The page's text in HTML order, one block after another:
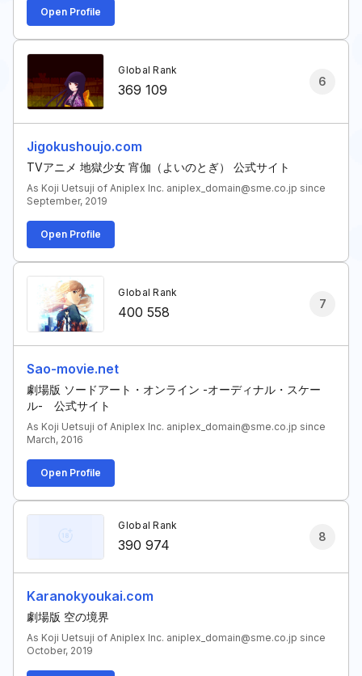
Open Profile
6
Jigokushoujo.com
TVアニメ 地獄少女 宵伽（よいのとぎ） 公式サイト
As Koji Uetsuji of Aniplex Inc. aniplex_domain@sme.co.jp since
September, 2019
Global Rank
369 109
Open Profile
7
Sao-movie.net
劇場版 ソードアート・オンライン -オーディナル・スケー
ル- 公式サイト
As Koji Uetsuji of Aniplex Inc. aniplex_domain@sme.co.jp since
March, 2016
Global Rank
400 558
Open Profile
8
Karanokyoukai.com
劇場版 空の境界
As Koji Uetsuji of Aniplex Inc. aniplex_domain@sme.co.jp since
October, 2019
Global Rank
390 974